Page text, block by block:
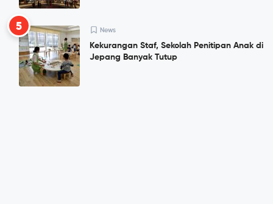
5 News
Kekurangan Staf, Sekolah Penitipan Anak di
Jepang Banyak Tutup